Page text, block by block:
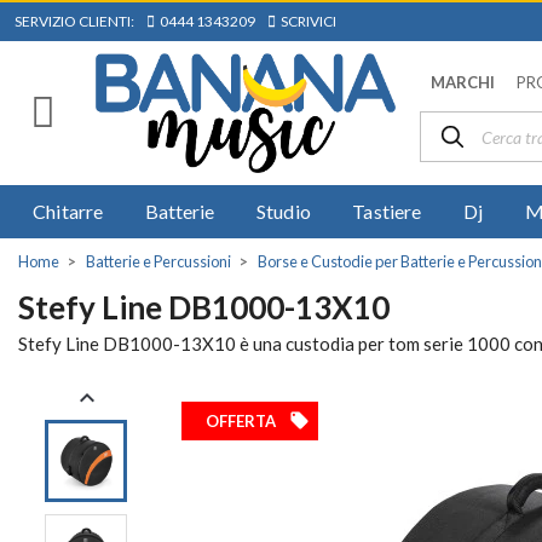
SERVIZIO CLIENTI: 0444 1343209 SCRIVICI
MARCHI
Chitarre Batterie Studio Tastiere Dj
Home Batterie e Percussioni Borse e Custodie per Batterie e
Stefy Line DB1000-13X10
Stefy Line DB1000-13X10 è una custodia per tom serie 1000
OFFERTA local_offer
